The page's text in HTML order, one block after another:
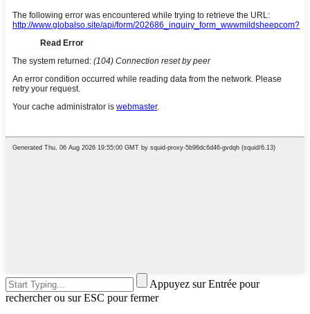
Appuyez sur Entrée pour
rechercher ou sur ESC pour fermer